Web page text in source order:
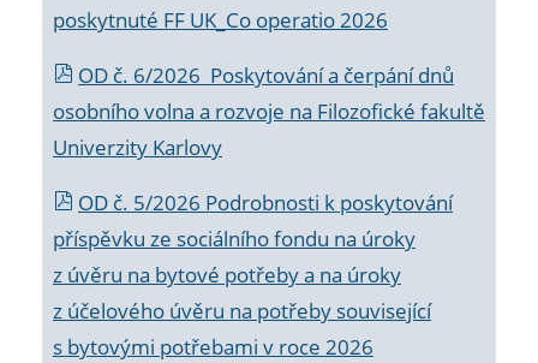
poskytnuté FF UK_Co operatio 2026
OD č. 6/2026 Poskytování a čerpání dnů
osobního volna a rozvoje na Filozofické fakultě
Univerzity Karlovy
OD č. 5/2026 Podrobnosti k poskytování
příspěvku ze sociálního fondu na úroky
z úvěru na bytové potřeby a na úroky
z účelového úvěru na potřeby související
s bytovými potřebami v roce 2026